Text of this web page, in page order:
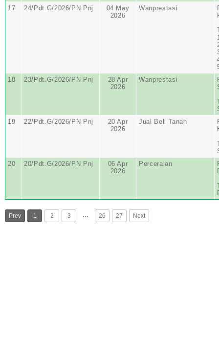
17
24/Pdt.G/2026/PN Pnj
04 May
2026
Wanprestasi
18
23/Pdt.G/2026/PN Pnj
28 Apr
2026
Wanprestasi
19
22/Pdt.G/2026/PN Pnj
20 Apr
2026
Jual Beli Tanah
20
20/Pdt.G/2026/PN Pnj
06 Apr
2026
Perceraian
Prev 1 2 3 … 26 27 Next